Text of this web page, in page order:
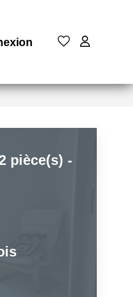
pièce(s) -